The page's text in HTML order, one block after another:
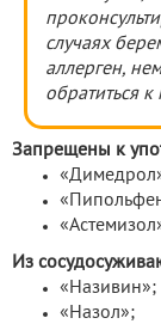
случаях
аллерген,
обратиться к
Запрещены к
Из
«Називин»;
«Назол»;